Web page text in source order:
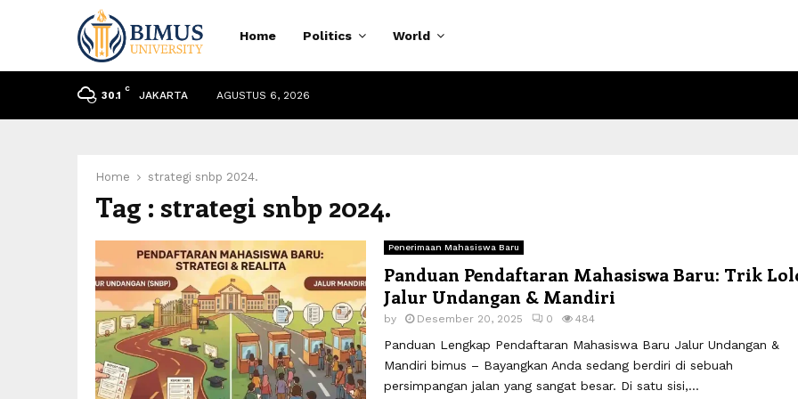
Home Politics World
30.1
C
JAKARTA AGUSTUS 6, 2026
Home strategi snbp 2024.
Tag : strategi snbp 2024.
Penerimaan Mahasiswa Baru
Panduan Pendaftaran Mahasiswa Baru: Trik
Jalur Undangan & Mandiri
by Desember 20, 2025 0 484
Panduan Lengkap Pendaftaran Mahasiswa Baru Jalur Undangan &
Mandiri bimus – Bayangkan Anda sedang berdiri di sebuah
persimpangan jalan yang sangat besar. Di satu sisi,...